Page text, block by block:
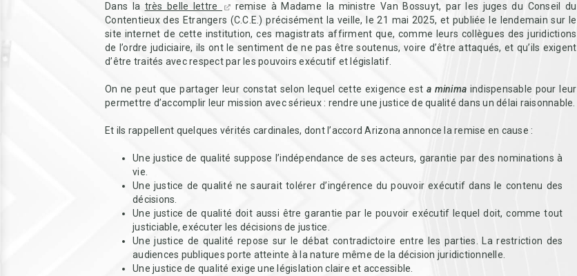
Dans la très belle lettre
remise à Madame la ministre Van Bossuyt, par les juges du Conseil du
Contentieux des Etrangers (C.C.E.) précisément la veille, le 21 mai 2025, et publiée le lendemain sur le
site internet de cette institution, ces magistrats affirment que, comme leurs collègues des juridictions
de l’ordre judiciaire, ils ont le sentiment de ne pas être soutenus, voire d’être attaqués, et qu’ils exigent
d’être traités avec respect par les pouvoirs exécutif et législatif.
On ne peut que partager leur constat selon lequel cette exigence est a minima indispensable pour leur
permettre d’accomplir leur mission avec sérieux : rendre une justice de qualité dans un délai raisonnable.
Et ils rappellent quelques vérités cardinales, dont l’accord Arizona annonce la remise en cause :
Une justice de qualité suppose l’indépendance de ses acteurs, garantie par des nominations à
vie.
Une justice de qualité ne saurait tolérer d’ingérence du pouvoir exécutif dans le contenu des
décisions.
Une justice de qualité doit aussi être garantie par le pouvoir exécutif lequel doit, comme tout
justiciable, exécuter les décisions de justice.
Une justice de qualité repose sur le débat contradictoire entre les parties. La restriction des
audiences publiques porte atteinte à la nature même de la décision juridictionnelle.
Une justice de qualité exige une législation claire et accessible.